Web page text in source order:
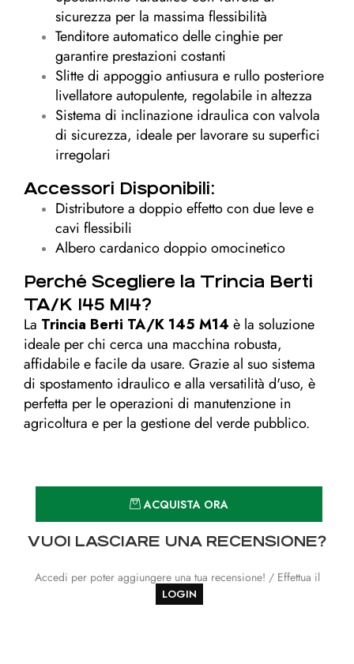
sicurezza per la massima flessibilità
Tenditore automatico delle cinghie per
garantire prestazioni costanti
Slitte di appoggio antiusura e rullo posteriore
livellatore autopulente, regolabile in altezza
Sistema di inclinazione idraulica con valvola
di sicurezza, ideale per lavorare su superfici
irregolari
Accessori Disponibili:
Distributore a doppio effetto con due leve e
cavi flessibili
Albero cardanico doppio omocinetico
Perché Scegliere la Trincia Berti
TA/K 145 M14?
La Trincia Berti TA/K 145 M14 è la soluzione
ideale per chi cerca una macchina robusta,
affidabile e facile da usare. Grazie al suo sistema
di spostamento idraulico e alla versatilità d'uso, è
perfetta per le operazioni di manutenzione in
agricoltura e per la gestione del verde pubblico.
ACQUISTA ORA
VUOI LASCIARE UNA RECENSIONE?
Accedi per poter aggiungere una tua recensione! / Effettua il
LOGIN